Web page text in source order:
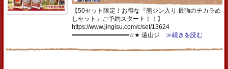
【50セット限定！お得な『熊ジン入り 最強のチカラめ
しセット』ご予約スタート！！】
https://www.jingisu.com/c/set/13624
━━━━━━━━━━━━━━━━☆★ 遠山ジ
≫続きを読む